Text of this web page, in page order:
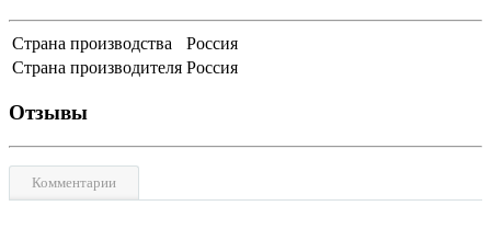
Страна производства
Россия
Страна производителя Россия
Отзывы
Комментарии